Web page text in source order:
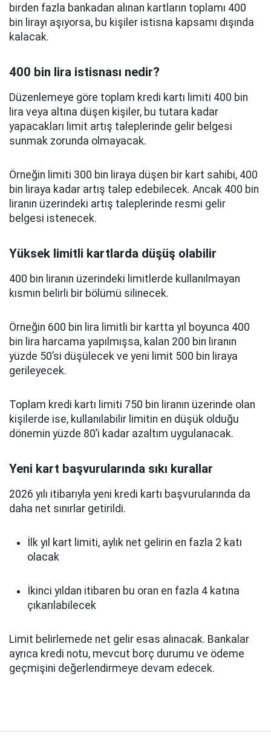
birden fazla bankadan alınan kartların toplamı 400
bin lirayı aşıyorsa, bu kişiler istisna kapsamı dışında
kalacak.
400 bin lira istisnası nedir?
Düzenlemeye göre toplam kredi kartı limiti 400 bin
lira veya altına düşen kişiler, bu tutara kadar
yapacakları limit artış taleplerinde gelir belgesi
sunmak zorunda olmayacak.
Örneğin limiti 300 bin liraya düşen bir kart sahibi, 400
bin liraya kadar artış talep edebilecek. Ancak 400 bin
liranın üzerindeki artış taleplerinde resmi gelir
belgesi istenecek.
Yüksek limitli kartlarda düşüş olabilir
400 bin liranın üzerindeki limitlerde kullanılmayan
kısmın belirli bir bölümü silinecek.
Örneğin 600 bin lira limitli bir kartta yıl boyunca 400
bin lira harcama yapılmışsa, kalan 200 bin liranın
yüzde 50’si düşülecek ve yeni limit 500 bin liraya
gerileyecek.
Toplam kredi kartı limiti 750 bin liranın üzerinde olan
kişilerde ise, kullanılabilir limitin en düşük olduğu
dönemin yüzde 80’i kadar azaltım uygulanacak.
Yeni kart başvurularında sıkı kurallar
2026 yılı itibarıyla yeni kredi kartı başvurularında da
daha net sınırlar getirildi.
İlk yıl kart limiti, aylık net gelirin en fazla 2 katı
olacak
İkinci yıldan itibaren bu oran en fazla 4 katına
çıkarılabilecek
Limit belirlemede net gelir esas alınacak. Bankalar
ayrıca kredi notu, mevcut borç durumu ve ödeme
geçmişini değerlendirmeye devam edecek.